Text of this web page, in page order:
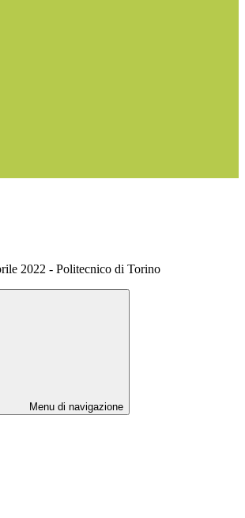
2022 - Politecnico di Torino
Menu di navigazione